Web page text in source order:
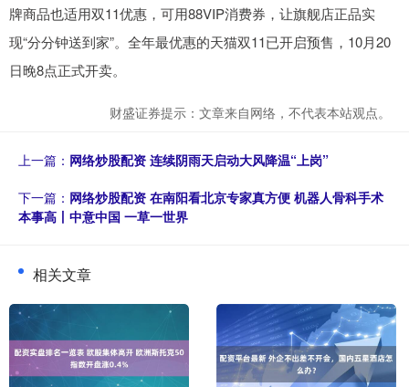
牌商品也适用双11优惠，可用88VIP消费券，让旗舰店正品实
现“分分钟送到家”。全年最优惠的天猫双11已开启预售，10月20
日晚8点正式开卖。
财盛证券提示：文章来自网络，不代表本站观点。
上一篇： 网络炒股配资 连续阴雨天启动大风降温“上岗”
下一篇： 网络炒股配资 在南阳看北京专家真方便 机器人骨科手术
本事高丨中意中国 一草一世界
相关文章